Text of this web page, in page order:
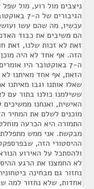
ניצבים מול רוע, מול שפל
הגיבורים
עכשיו, מה שהם עשו
הם משיבים את כבוד
זאת לא זכות שלנו, זאת
הזה. אף אחד לא היה
ה-7 באוקטובר היו
הזאת, אף אחד מאיתנו
שאלו אותנו וגבו
ששילמנו כולנו בתור
האישית, ואנחנו
מוכנים לשלם את המחיר
התמורה היא הכרעה
מבקשת. אני ממש
ההיסטורי הזה,
ולהסתכל על האירוע
לא החמצנו את הרגע
נחזור גם מבחינה
אחדות, שלא נחזור למה